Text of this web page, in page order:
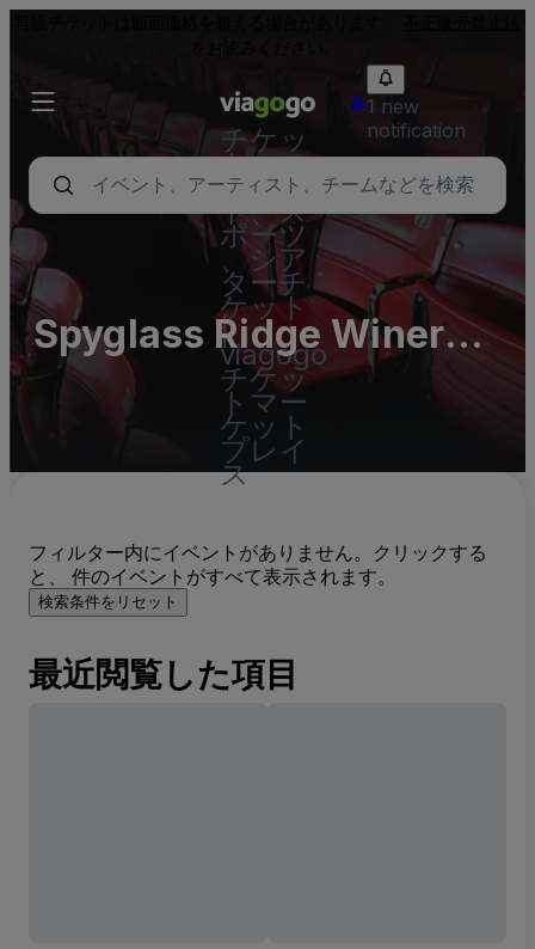
チケッ
ト - コ
ンサー
ト、ス
ポーツ
、シア
ターチ
ケット
|
viagogo
チケッ
トマー
ケット
プレイ
ス
1 new
notification
Spyglass Ridge Winery
Parking Lots (InActive)
フィルター内にイベントがありません。クリックする
と、 件のイベントがすべて表示されます。
検索条件をリセット
最近閲覧した項目